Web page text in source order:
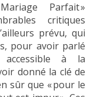
Parfait »
critiques
prévu, qui
pour avoir parlé
à la
donné la clé de
sûr que « pour le